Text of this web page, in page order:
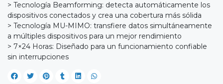
> Tecnología Beamforming: detecta automáticamente los
dispositivos conectados y crea una cobertura más sólida
> Tecnología MU-MIMO: transfiere datos simultáneamente
a múltiples dispositivos para un mejor rendimiento
> 7×24 Horas: Diseñado para un funcionamiento confiable
sin interrupciones